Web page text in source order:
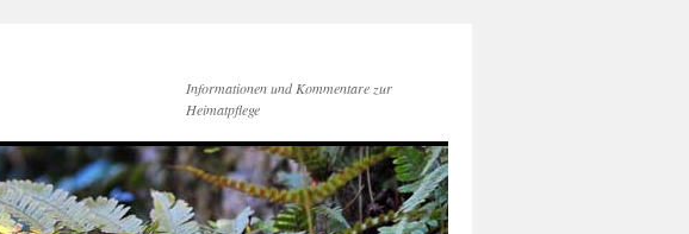
Informationen und Kommentare zur
Heimatpflege